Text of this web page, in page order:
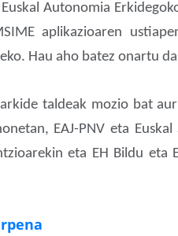
Autonomia
aplikazioaren
Hau aho batez onartu
taldeak mozio bat
EAJ-PNV eta
eta EH Bildu eta